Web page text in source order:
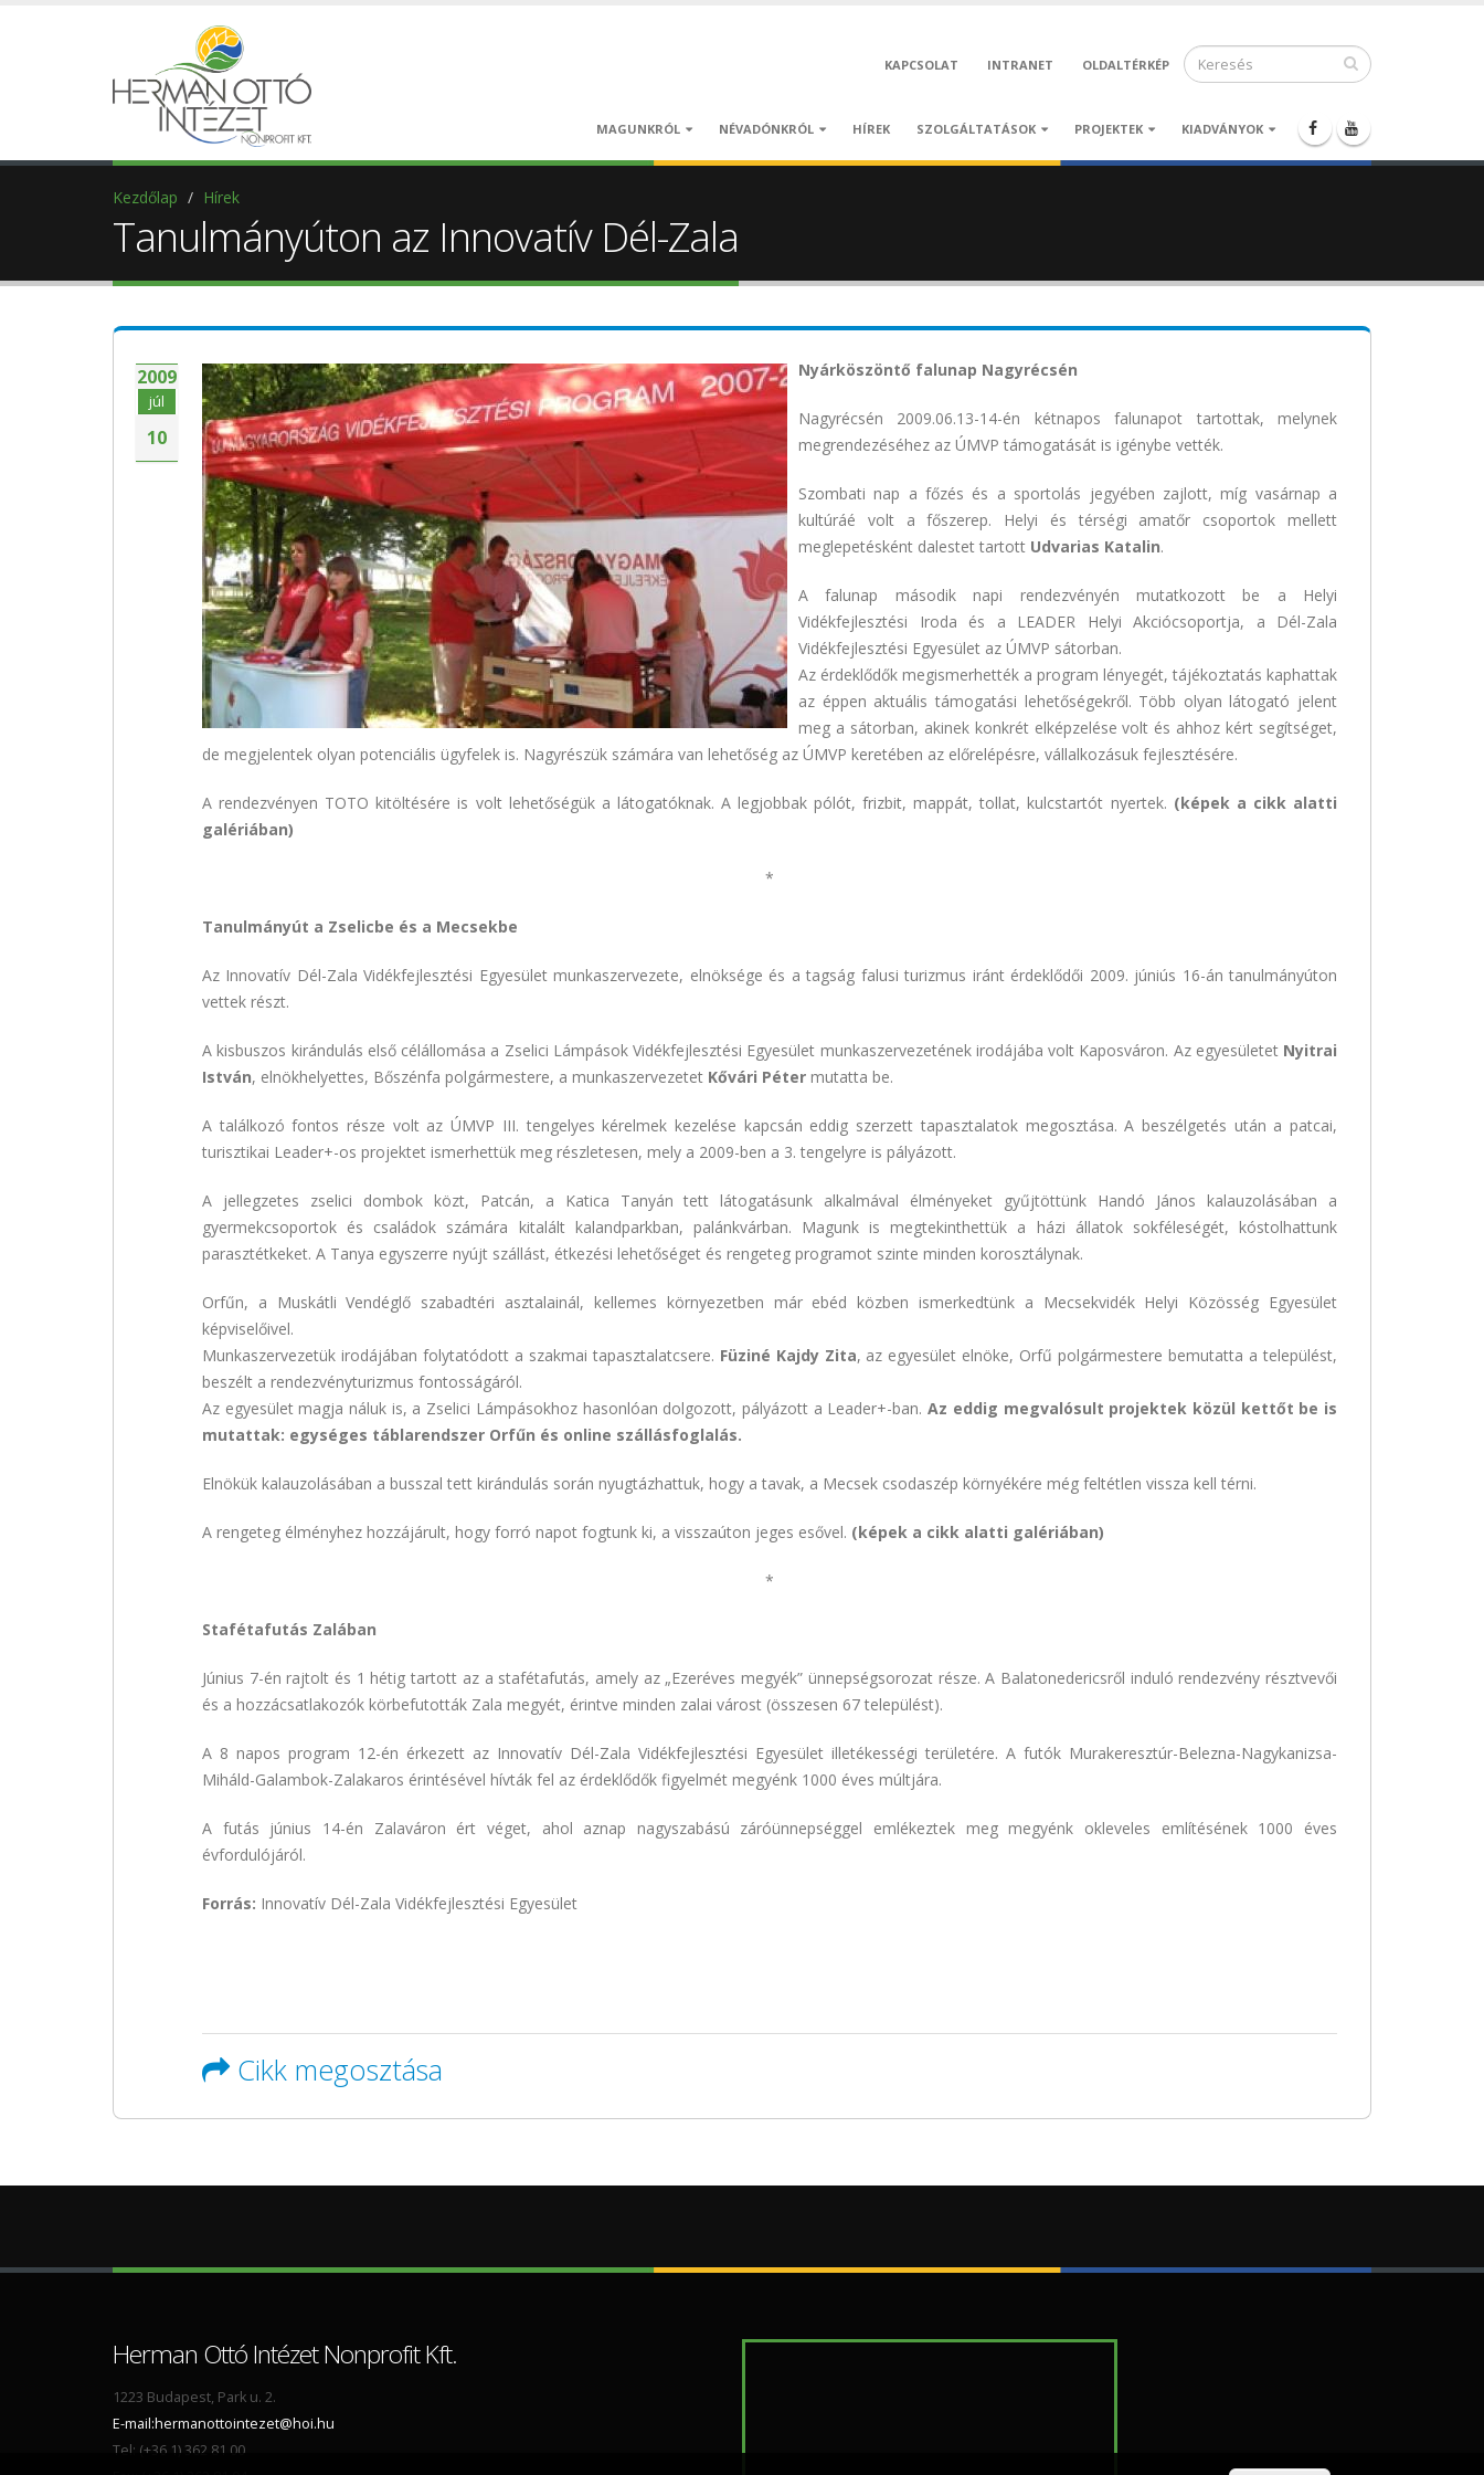
KAPCSOLAT INTRANET OLDALTÉRKÉP
MAGUNKRÓL NÉVADÓNKRÓL HÍREK SZOLGÁLTATÁSOK PROJEKTEK KIADVÁNYOK
Kezdőlap Hírek
Tanulmányúton az Innovatív Dél-Zala
2009
júl
10
Nyárköszöntő falunap Nagyrécsén
Nagyrécsén 2009.06.13-14-én kétnapos falunapot tartottak, melynek
megrendezéséhez az ÚMVP támogatását is igénybe vették.
Szombati nap a főzés és a sportolás jegyében zajlott, míg vasárnap a
kultúráé volt a főszerep. Helyi és térségi amatőr csoportok mellett
meglepetésként dalestet tartott Udvarias Katalin.
A falunap második napi rendezvényén mutatkozott be a Helyi
Vidékfejlesztési Iroda és a LEADER Helyi Akciócsoportja, a Dél-Zala
Vidékfejlesztési Egyesület az ÚMVP sátorban.
Az érdeklődők megismerhették a program lényegét, tájékoztatás kaphattak
az éppen aktuális támogatási lehetőségekről. Több olyan látogató jelent
meg a sátorban, akinek konkrét elképzelése volt és ahhoz kért segítséget,
de megjelentek olyan potenciális ügyfelek is. Nagyrészük számára van lehetőség az ÚMVP keretében az előrelépésre, vállalkozásuk fejlesztésére.
A rendezvényen TOTO kitöltésére is volt lehetőségük a látogatóknak. A legjobbak pólót, frizbit, mappát, tollat, kulcstartót nyertek. (képek a cikk alatti
galériában)
*
Tanulmányút a Zselicbe és a Mecsekbe
Az Innovatív Dél-Zala Vidékfejlesztési Egyesület munkaszervezete, elnöksége és a tagság falusi turizmus iránt érdeklődői 2009. júniús 16-án tanulmányúton
vettek részt.
A kisbuszos kirándulás első célállomása a Zselici Lámpások Vidékfejlesztési Egyesület munkaszervezetének irodájába volt Kaposváron. Az egyesületet Nyitrai
István, elnökhelyettes, Bőszénfa polgármestere, a munkaszervezetet Kővári Péter mutatta be.
A találkozó fontos része volt az ÚMVP III. tengelyes kérelmek kezelése kapcsán eddig szerzett tapasztalatok megosztása. A beszélgetés után a patcai,
turisztikai Leader+-os projektet ismerhettük meg részletesen, mely a 2009-ben a 3. tengelyre is pályázott.
A jellegzetes zselici dombok közt, Patcán, a Katica Tanyán tett látogatásunk alkalmával élményeket gyűjtöttünk Handó János kalauzolásában a
gyermekcsoportok és családok számára kitalált kalandparkban, palánkvárban. Magunk is megtekinthettük a házi állatok sokféleségét, kóstolhattunk
parasztétkeket. A Tanya egyszerre nyújt szállást, étkezési lehetőséget és rengeteg programot szinte minden korosztálynak.
Orfűn, a Muskátli Vendéglő szabadtéri asztalainál, kellemes környezetben már ebéd közben ismerkedtünk a Mecsekvidék Helyi Közösség Egyesület
képviselőivel.
Munkaszervezetük irodájában folytatódott a szakmai tapasztalatcsere. Füziné Kajdy Zita, az egyesület elnöke, Orfű polgármestere bemutatta a települést,
beszélt a rendezvényturizmus fontosságáról.
Az egyesület magja náluk is, a Zselici Lámpásokhoz hasonlóan dolgozott, pályázott a Leader+-ban.Az eddig megvalósult projektek közül kettőt be is
mutattak: egységes táblarendszer Orfűn és online szállásfoglalás.
Elnökük kalauzolásában a busszal tett kirándulás során nyugtázhattuk, hogy a tavak, a Mecsek csodaszép környékére még feltétlen vissza kell térni.
A rengeteg élményhez hozzájárult, hogy forró napot fogtunk ki, a visszaúton jeges esővel. (képek a cikk alatti galériában)
*
Stafétafutás Zalában
Június 7-én rajtolt és 1 hétig tartott az a stafétafutás, amely az „Ezeréves megyék” ünnepségsorozat része. A Balatonedericsről induló rendezvény résztvevői
és a hozzácsatlakozók körbefutották Zala megyét, érintve minden zalai várost (összesen 67 települést).
A 8 napos program 12-én érkezett az Innovatív Dél-Zala Vidékfejlesztési Egyesület illetékességi területére. A futók Murakeresztúr-Belezna-Nagykanizsa-
Miháld-Galambok-Zalakaros érintésével hívták fel az érdeklődők figyelmét megyénk 1000 éves múltjára.
A futás június 14-én Zalaváron ért véget, ahol aznap nagyszabású záróünnepséggel emlékeztek meg megyénk okleveles említésének 1000 éves
évfordulójáról.
Forrás: Innovatív Dél-Zala Vidékfejlesztési Egyesület
Cikk megosztása
Herman Ottó Intézet Nonprofit Kft.
1223 Budapest, Park u. 2.
E-mail:hermanottointezet@hoi.hu
Tel: (+36 1) 362 81 00